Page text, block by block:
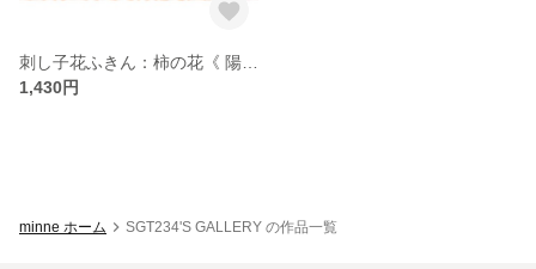
1,430円
minne ホーム SGT234'S GALLERY の作品一覧